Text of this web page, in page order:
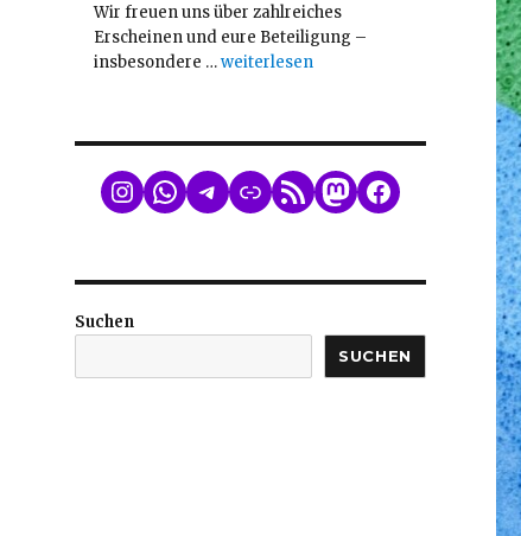
Wir freuen uns über zahlreiches
Erscheinen und eure Beteiligung –
insbesondere …„Mitgliederversammlung am
weiterlesen
WhatsApp
Telegram
LinkRSS FeedMastodon
Facebook
Suchen
SUCHEN